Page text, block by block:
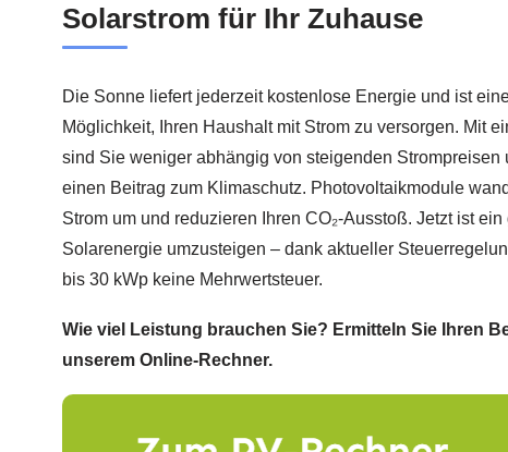
Solarstrom für Ihr Zuhause
Die Sonne liefert jederzeit kostenlose Energie und ist
Möglichkeit, Ihren Haushalt mit Strom zu versorgen. Mit
sind Sie weniger abhängig von steigenden Strompreisen
einen Beitrag zum Klimaschutz. Photovoltaikmodule
Strom um und reduzieren Ihren CO₂-Ausstoß. Jetzt ist
Solarenergie umzusteigen – dank aktueller
bis 30 kWp keine Mehrwertsteuer.
Wie viel Leistung brauchen Sie? Ermitteln Sie Ihren
unserem Online-Rechner.